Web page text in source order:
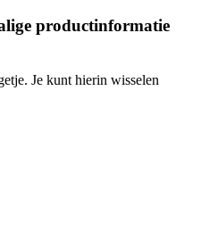
productinformatie
Je kunt hierin wisselen